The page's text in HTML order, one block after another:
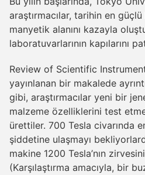
araştırmacılar, tarihin en
manyetik alanını kazayla
laboratuvarlarının kapılarını
Review of Scientific
yayınlanan bir makalede
gibi, araştırmacılar yeni bir
malzeme özelliklerini test
ürettiler. 700 Tesla civarında
şiddetine ulaşmayı
makine 1200 Tesla’nın
(Karşılaştırma amacıyla, bir